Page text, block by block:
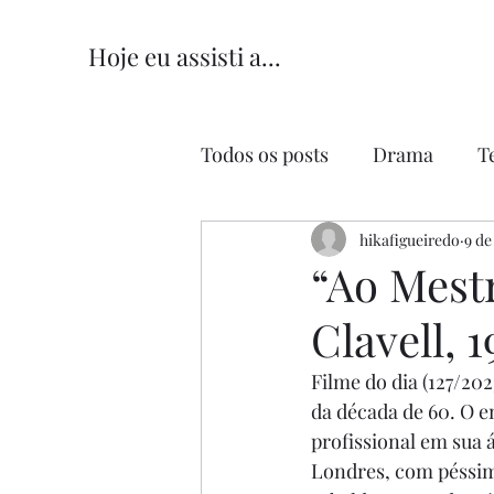
Hoje eu assisti a...
Todos os posts Drama
Comédia Comédia
“Ao
Clavell,
hikafigueiredo 9
Filme do dia (127/
da década de 60. O
profissional em sua
Londres, com